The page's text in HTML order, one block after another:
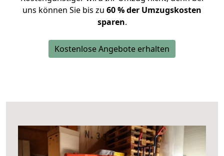
uns können Sie bis zu 60 % der Umzugskosten
sparen.
Kostenlose Angebote erhalten